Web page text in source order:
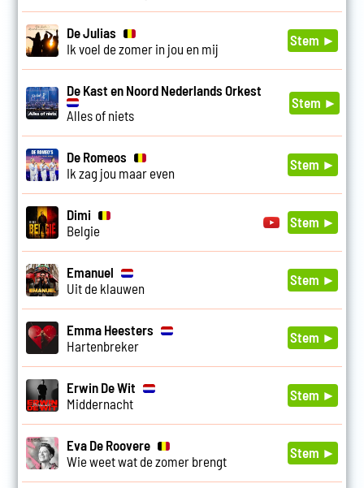
De Julias
Ik voel de zomer in jou en mij
Stem ►
De Kast en Noord Nederlands Orkest
Alles of niets
Stem ►
De Romeos
Ik zag jou maar even
Stem ►
Dimi
Belgie
Stem ►
Emanuel
Uit de klauwen
Stem ►
Emma Heesters
Hartenbreker
Stem ►
Erwin De Wit
Middernacht
Stem ►
Eva De Roovere
Wie weet wat de zomer brengt
Stem ►